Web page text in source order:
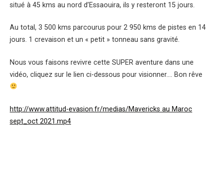
situé à 45 kms au nord d’Essaouira, ils y resteront 15 jours.
Au total, 3 500 kms parcourus pour 2 950 kms de pistes en 14
jours. 1 crevaison et un « petit » tonneau sans gravité.
Nous vous faisons revivre cette SUPER aventure dans une
vidéo, cliquez sur le lien ci-dessous pour visionner…. Bon rêve
http://www.attitud-evasion.fr/medias/Mavericks au Maroc
sept_oct 2021.mp4